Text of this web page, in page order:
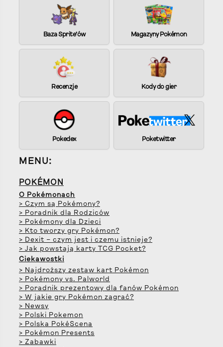
Baza Sprite’ów Magazyny Pokémon
Recenzje Kody do gier
Pokedex Poketwitter
MENU:
POKÉMON
O Pokémonach
> Czym są Pokémony?
> Poradnik dla Rodziców
> Pokémony dla Dzieci
> Kto tworzy gry Pokémon?
> Dexit – czym jest i czemu istnieje?
> Jak powstają karty TCG Pocket?
Ciekawostki
> Najdroższy zestaw kart Pokémon
> Pokémony vs. Palworld
> Poradnik prezentowy dla fanów Pokémon
> W jakie gry Pokémon zagrać?
> Newsy
> Polski Pokemon
> Polska PokéScena
> Pokémon Presents
> Zabawki